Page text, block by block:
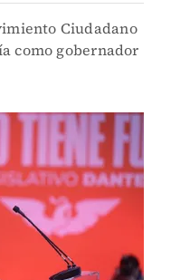
Ciudadano
como gobernador